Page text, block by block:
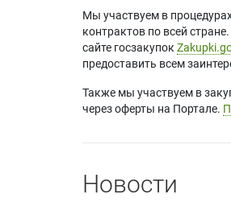
Мы участвуем в
контрактов по всей
сайте госзакупок
предоставить всем
Также мы участвуем в
через оферты на Портале.
Новости